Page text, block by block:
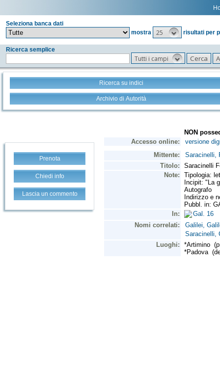
Seleziona banca dati
mostra
25 risultati per
Ricerca semplice
Tutti i campi
Ricerca su indici
Archivio di Autorità
Prenota
Chiedi info
Lascia un commento